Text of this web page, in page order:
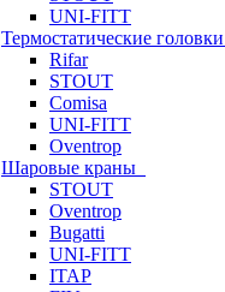
UNI-FITT
Термостатические головки
Rifar
STOUT
Comisa
UNI-FITT
Oventrop
Шаровые краны
STOUT
Oventrop
Bugatti
UNI-FITT
ITAP